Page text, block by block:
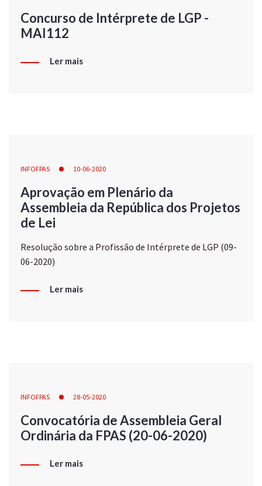
Concurso de Intérprete de LGP -
MAI112
Ler mais
INFOFPAS 10-06-2020
Aprovação em Plenário da
Assembleia da República dos Projetos
de Lei
Resolução sobre a Profissão de Intérprete de LGP (09-
06-2020)
Ler mais
INFOFPAS 28-05-2020
Convocatória de Assembleia Geral
Ordinária da FPAS (20-06-2020)
Ler mais